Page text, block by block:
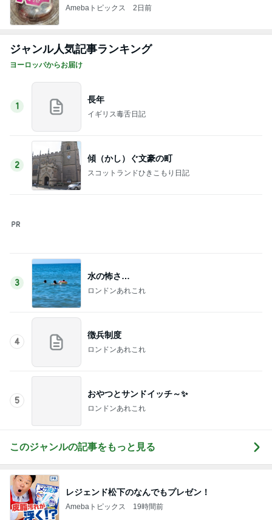
Amebaトピックス 2日前
ジャンル人気記事ランキング
ヨーロッパからお届け
1
長年
イギリス毒舌日記
2
傾（かし）ぐ文豪の町
スコットランドひきこもり日記
3
水の怖さ…
ロンドンあれこれ
4
徴兵制度
ロンドンあれこれ
5
おやつとサンドイッチ～✨
ロンドンあれこれ
このジャンルの記事をもっと見る
レジェンド松下のなんでもプレゼン！
Amebaトピックス 19時間前